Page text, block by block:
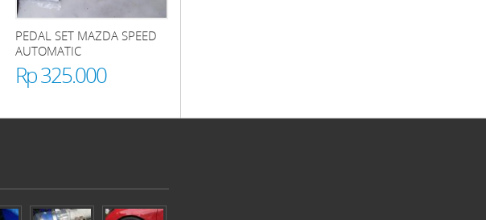
PEDAL SET MAZDA SPEED
AUTOMATIC
Rp 325.000